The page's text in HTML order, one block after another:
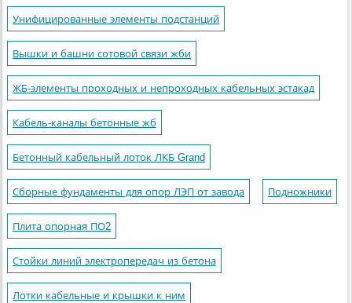
Унифицированные элементы подстанций
Вышки и башни сотовой связи жби
ЖБ-элементы проходных и непроходных кабельных эстакад
Кабель-каналы бетонные жб
Бетонный кабельный лоток ЛКБ Grand
Сборные фундаменты для опор ЛЭП от завода Подножники
Плита опорная ПО2
Стойки линий электропередач из бетона
Лотки кабельные и крышки к ним